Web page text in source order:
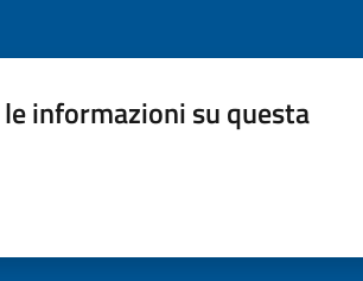
informazioni su questa